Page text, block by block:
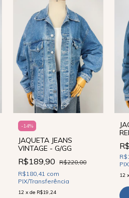
-14%
JAQUETA JEANS
VINTAGE - G/GG
R$189,90
R$220,00
R$180,41 com
PIX/Transferência
12 xde R$19,24
12